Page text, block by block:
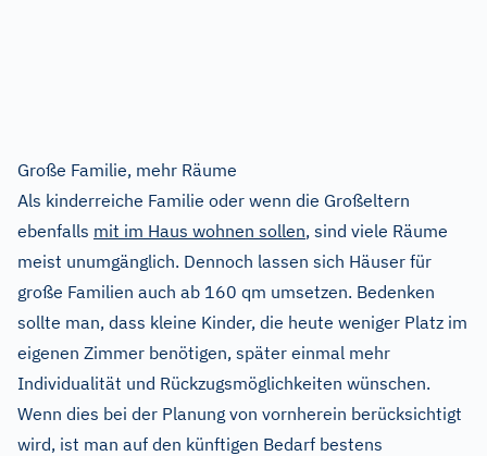
Große Familie, mehr Räume
Als kinderreiche Familie oder wenn die Großeltern
ebenfalls mit im Haus wohnen sollen, sind viele Räume
meist unumgänglich. Dennoch lassen sich Häuser für
große Familien auch ab 160 qm umsetzen. Bedenken
sollte man, dass kleine Kinder, die heute weniger Platz im
eigenen Zimmer benötigen, später einmal mehr
Individualität und Rückzugsmöglichkeiten wünschen.
Wenn dies bei der Planung von vornherein berücksichtigt
wird, ist man auf den künftigen Bedarf bestens